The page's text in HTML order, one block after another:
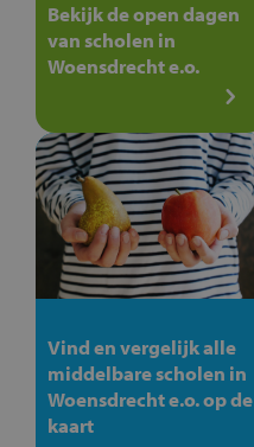
Bekijk de open dagen
van scholen in
Woensdrecht e.o.
Vind en vergelijk alle
middelbare scholen in
Woensdrecht e.o. op de
kaart